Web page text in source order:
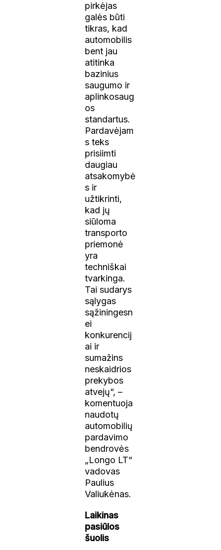
pirkėjas
galės būti
tikras, kad
automobilis
bent jau
atitinka
bazinius
saugumo ir
aplinkosaug
os
standartus.
Pardavėjam
s teks
prisiimti
daugiau
atsakomybė
s ir
užtikrinti,
kad jų
siūloma
transporto
priemonė
yra
techniškai
tvarkinga.
Tai sudarys
sąlygas
sąžiningesn
ei
konkurencij
ai ir
sumažins
neskaidrios
prekybos
atvejų“, –
komentuoja
naudotų
automobilių
pardavimo
bendrovės
„Longo LT“
vadovas
Paulius
Valiukėnas.
Laikinas
pasiūlos
šuolis